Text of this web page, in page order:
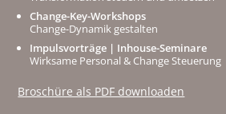
Change-Key-Workshops
Change-Dynamik gestalten
Impulsvorträge | Inhouse-Seminare
Wirksame Personal & Change Steuerung
Broschüre als PDF downloaden